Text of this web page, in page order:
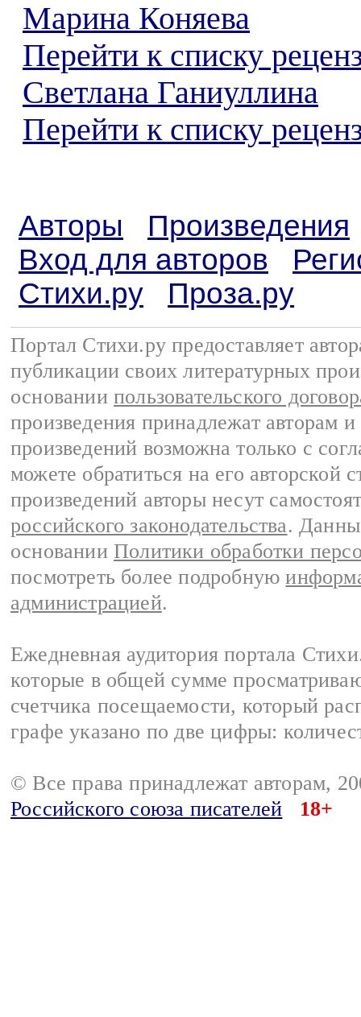
Марина Коняева
Перейти к списку
Светлана Ганиуллина
Перейти к списку
Авторы
Произведения
Вход для авторов
Стихи.ру
Проза.ру
Портал Стихи.ру предоставляет
публикации своих литературных
основании пользовательского
произведения принадлежат авторам
произведений возможна только с
можете обратиться на его авторской
произведений авторы несут
российского законодательства.
основании Политики обработки
посмотреть более подробную
администрацией.
Ежедневная аудитория портала
которые в общей сумме
счетчика посещаемости, который
графе указано по две цифры:
© Все права принадлежат авторам,
Российского союза писателей
18+